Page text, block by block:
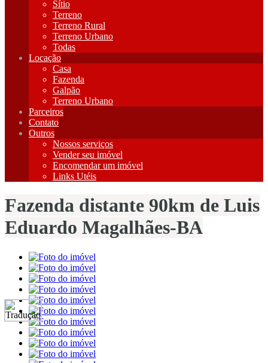
Sítio
Terreno
Terreno Rural
Terreno Urbano
Todas
Locação
Casa
Fazenda
Galpão
Terreno Urbano
Parceiros
Contato
Outros
Nossos serviços
Vender seu imóvel
Encomendar um imóvel
Links Utéis
Fazenda distante 90km de Luis
Eduardo Magalhães-BA